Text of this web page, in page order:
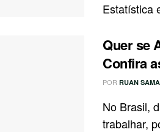
Estatística
Quer se
Confira
POR RUAN
No Brasil,
trabalhar,